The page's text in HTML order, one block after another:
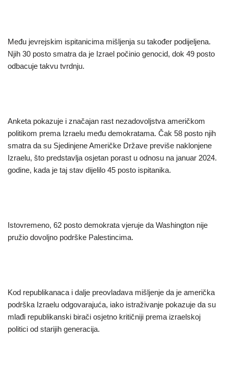
Među jevrejskim ispitanicima mišljenja su također podijeljena.
Njih 30 posto smatra da je Izrael počinio genocid, dok 49 posto
odbacuje takvu tvrdnju.
Anketa pokazuje i značajan rast nezadovoljstva američkom
politikom prema Izraelu među demokratama. Čak 58 posto njih
smatra da su Sjedinjene Američke Države previše naklonjene
Izraelu, što predstavlja osjetan porast u odnosu na januar 2024.
godine, kada je taj stav dijelilo 45 posto ispitanika.
Istovremeno, 62 posto demokrata vjeruje da Washington nije
pružio dovoljno podrške Palestincima.
Kod republikanaca i dalje preovladava mišljenje da je američka
podrška Izraelu odgovarajuća, iako istraživanje pokazuje da su
mlađi republikanski birači osjetno kritičniji prema izraelskoj
politici od starijih generacija.